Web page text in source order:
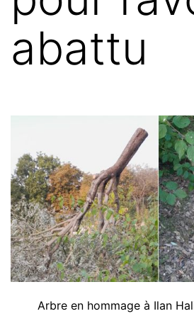
abattu
Arbre en hommage à Ilan